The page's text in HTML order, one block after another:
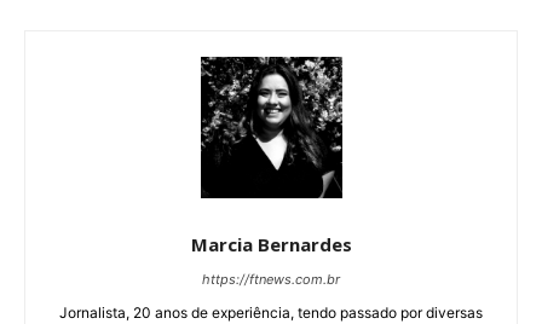
Marcia Bernardes
https://ftnews.com.br
Jornalista, 20 anos de experiência, tendo passado por diversas